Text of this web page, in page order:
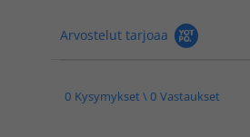
Arvostelut tarjoaa
0 Kysymykset \ 0 Vastaukset